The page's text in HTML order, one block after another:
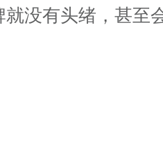
没有头绪，甚至